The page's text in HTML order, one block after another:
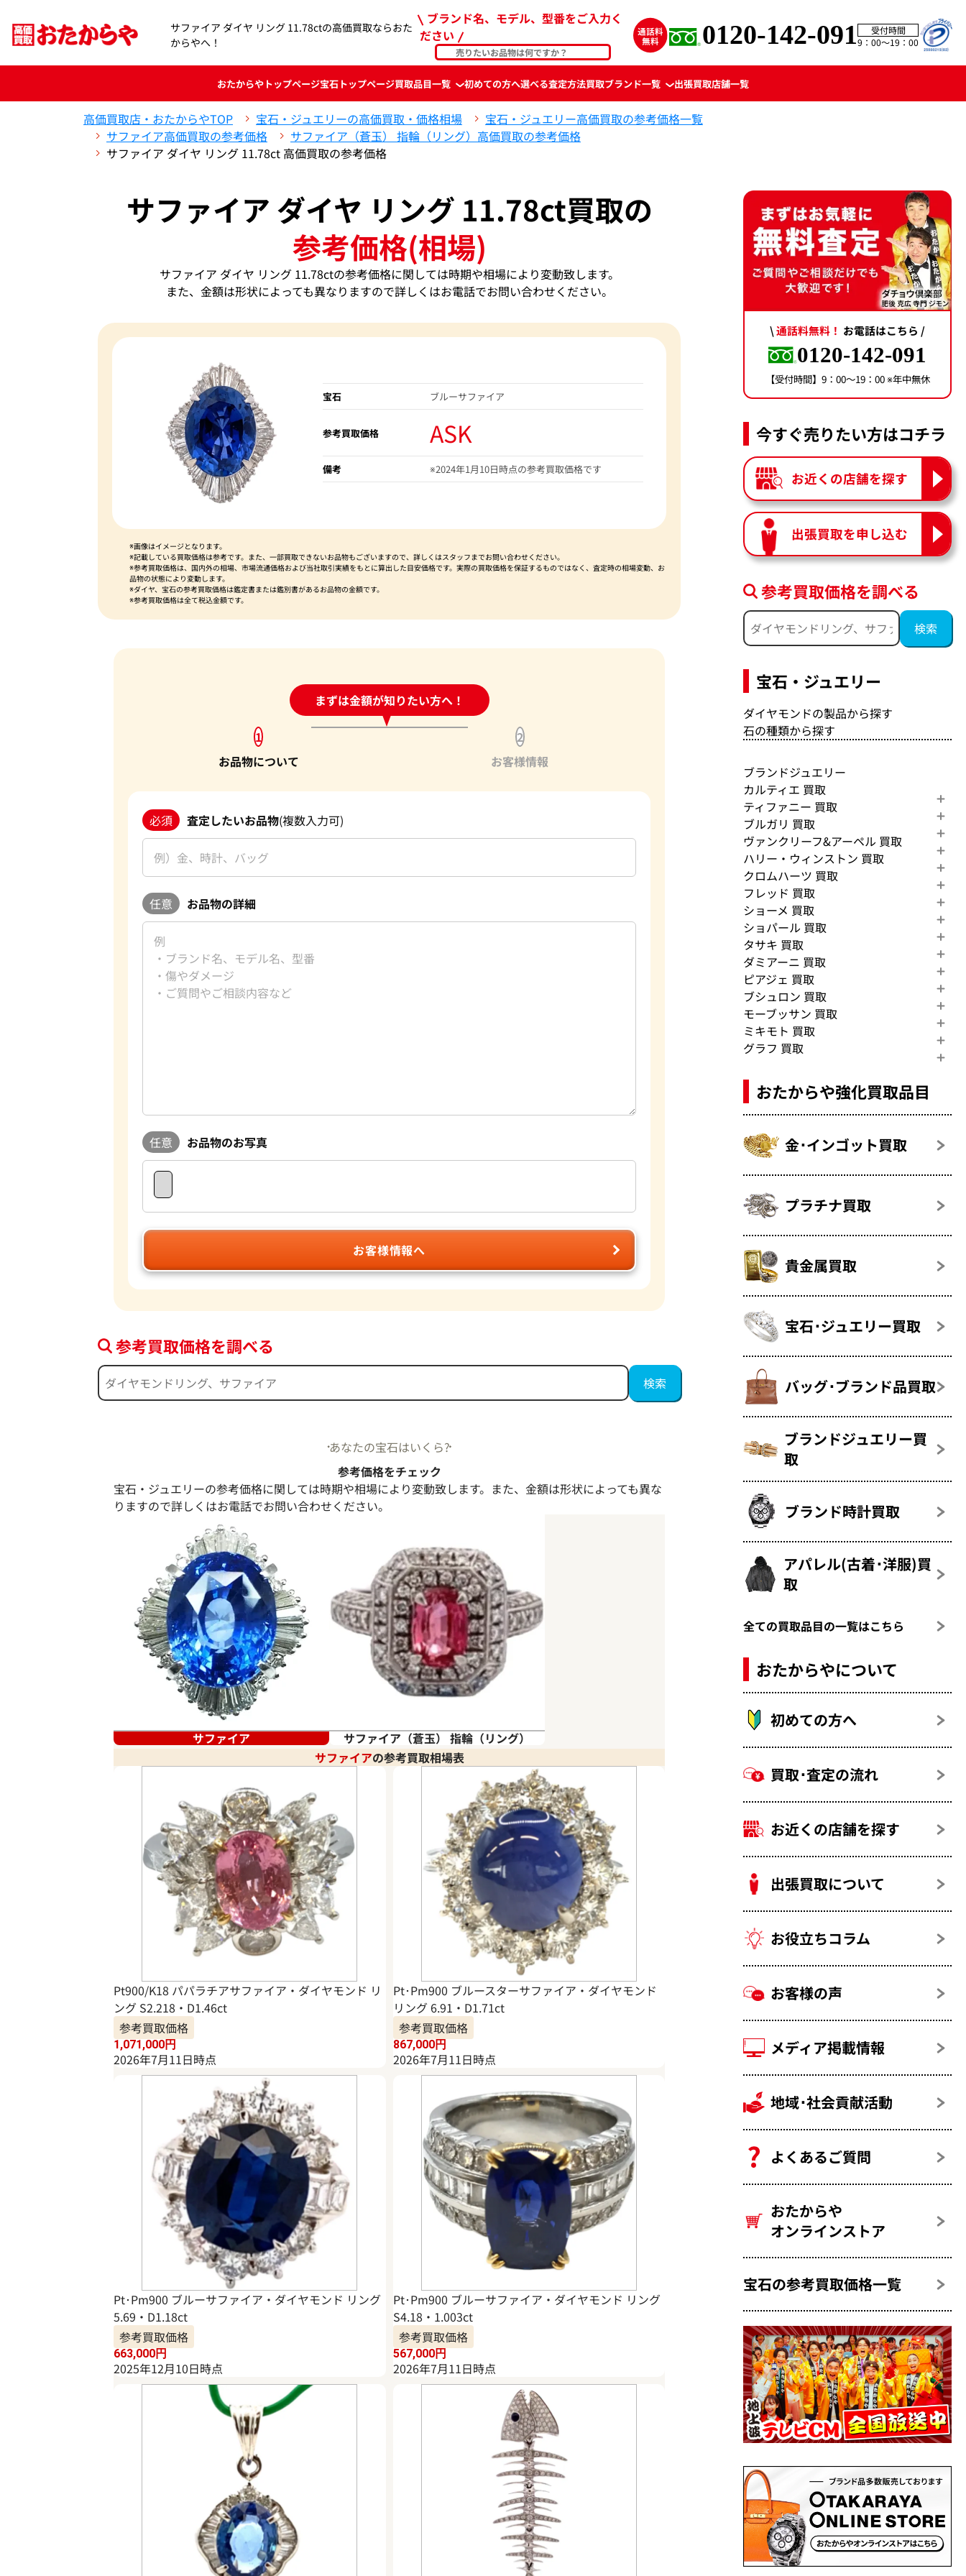
サファイア ダイヤ リング 11.78ctの高価買取ならおた
からやへ！
ブランド名、モデル、型番をご入力く
ださい
0120-142-091
受付時間
9：00〜19：00
おたからやトップページ宝石トップページ買取品目一覧 初めての方へ選べる査定方法買取ブランド一覧 出張買取店舗一覧
高価買取店・おたからやTOP 宝石・ジュエリーの高価買取・価格相場
宝石・ジュエリー高価買取の参考価格一覧
サファイア高価買取の参考価格
サファイア（蒼玉） 指輪（リング）高価買取の参考価格
サファイア ダイヤ リング 11.78ct 高価買取の参考価格
サファイア ダイヤ リング 11.78ct買取の
参考価格(相場)
サファイア ダイヤ リング 11.78ctの参考価格に関しては時期や相場により変動致します。
また、金額は形状によっても異なりますので詳しくはお電話でお問い合わせください。
宝石 ブルーサファイア
参考買取価格 ASK
備考 ※2024年1月10日時点の参考買取価格です
※画像はイメージとなります。
※記載している買取価格は参考です。また、一部買取できないお品物もございますので、詳しくはスタッフまでお問い合わせください。
※参考買取価格は、国内外の相場、市場流通価格および当社取引実績をもとに算出した目安価格です。実際の買取価格を保証するものではなく、査定時の相場変動、お
品物の状態により変動します。
※ダイヤ、宝石の参考買取価格は鑑定書または鑑別書があるお品物の金額です。
※参考買取価格は全て税込金額です。
まずは金額が知りたい方へ！
24時間受付中!問い合わせフォーム
1
お品物について
2
お客様情報
必須 査定したいお品物(複数入力可)
任意 お品物の詳細
任意 お品物のお写真
お客様情報へ
参考買取価格を調べる
あなたの宝石はいくら?
参考価格をチェック
宝石・ジュエリーの参考価格に関しては時期や相場により変動致します。また、金額は形状によっても異な
りますので詳しくはお電話でお問い合わせください。
サファイア
サファイア（蒼玉） 指輪（リング）
サファイアの参考買取相場表
Pt900/K18 パパラチアサファイア・ダイヤモンド リ
ング S2.218・D1.46ct
参考買取価格
1,071,000円
2026年7月11日時点
Pt･Pm900 ブルースターサファイア・ダイヤモンド
リング 6.91・D1.71ct
参考買取価格
867,000円
2026年7月11日時点
Pt･Pm900 ブルーサファイア・ダイヤモンド リング
5.69・D1.18ct
参考買取価格
663,000円
2025年12月10日時点
Pt･Pm900 ブルーサファイア・ダイヤモンド リング
S4.18・1.003ct
参考買取価格
567,000円
2026年7月11日時点
\通話料無料！ お電話はこちら /
0120-142-091
【受付時間】9：00〜19：00 ※年中無休
今すぐ売りたい方はコチラ
お近くの店舗を探す
出張買取を申し込む
参考買取価格を調べる
宝石・ジュエリー
ダイヤモンドの製品から探す
石の種類から探す
ブランドジュエリー
カルティエ 買取
ティファニー 買取
ブルガリ 買取
ヴァンクリーフ&アーペル 買取
ハリー・ウィンストン 買取
クロムハーツ 買取
フレッド 買取
ショーメ 買取
ショパール 買取
タサキ 買取
ダミアーニ 買取
ピアジェ 買取
ブシュロン 買取
モーブッサン 買取
ミキモト 買取
グラフ 買取
おたからや強化買取品目
金･インゴット買取
プラチナ買取
貴金属買取
宝石･ジュエリー買取
バッグ･ブランド品買取
ブランドジュエリー買
取
ブランド時計買取
アパレル(古着･洋服)買
取
全ての買取品目の一覧はこちら
おたからやについて
初めての方へ
買取･査定の流れ
お近くの店舗を探す
出張買取について
お役立ちコラム
お客様の声
メディア掲載情報
地域･社会貢献活動
よくあるご質問
おたからや
オンラインストア
宝石の参考買取価格一覧